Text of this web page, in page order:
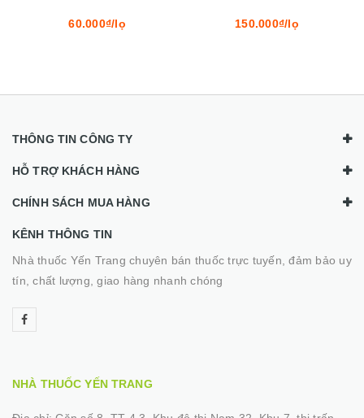
60.000₫/lọ 150.000₫/lọ
THÔNG TIN CÔNG TY
HỖ TRỢ KHÁCH HÀNG
CHÍNH SÁCH MUA HÀNG
KÊNH THÔNG TIN
Nhà thuốc Yến Trang chuyên bán thuốc trực tuyến, đảm bảo uy
tín, chất lượng, giao hàng nhanh chóng
NHÀ THUỐC YẾN TRANG